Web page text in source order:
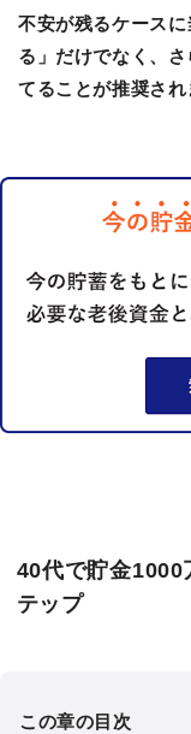
不安が残るケース
る」だけでなく、さ
てることが推奨され
40代で貯金1000
テップ
この章の目次